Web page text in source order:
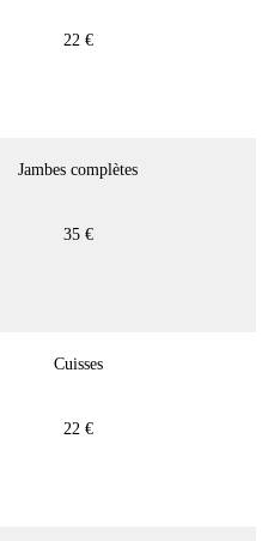
22 €
Jambes complètes
35 €
Cuisses
22 €